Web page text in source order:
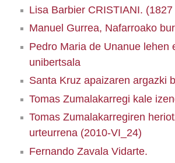
Lisa Barbier CRISTIANI.
Manuel Gurrea, Nafarroako
Pedro Maria de Unanue lehen
unibertsala
Santa Kruz apaizaren argazki
Tomas Zumalakarregi kale
Tomas Zumalakarregiren
urteurrena (2010-VI_24)
Fernando Zavala Vidarte.